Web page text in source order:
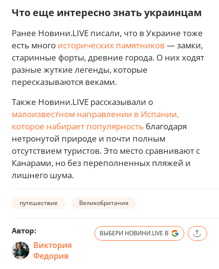
Что еще интересно знать украинцам
Ранее Новини.LIVE писали, что в Украине тоже
есть много исторических памятников — замки,
старинные форты, древние города. О них ходят
разные жуткие легенды, которые
пересказываются веками.
Также Новини.LIVE рассказывали о
малоизвестном направлении в Испании,
которое набирает популярность благодаря
нетронутой природе и почти полным
отсутствием туристов. Это место сравнивают с
Канарами, но без переполненных пляжей и
лишнего шума.
путешествие Великобритания
Автор:
Виктория
Федорив
ВЫБЕРИ НОВИНИ.LIVE В